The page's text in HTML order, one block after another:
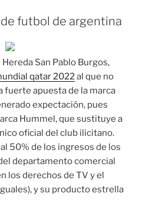
futbol de argentina
San Pablo Burgos,
qatar 2022 al que no
fuerte apuesta de la marca
expectación, pues
Hummel, que sustituye a
oficial del club ilicitano.
50% de los ingresos de los
departamento comercial
los derechos de TV y el
y su producto estrella